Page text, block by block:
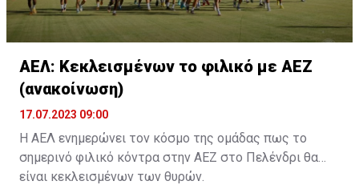
ΑΕΛ: Κεκλεισμένων το φιλικό με ΑΕΖ
(ανακοίνωση)
17.07.2023 09:00
Η ΑΕΛ ενημερώνει τον κόσμο της ομάδας πως το
σημερινό φιλικό κόντρα στην ΑΕΖ στο Πελένδρι θα
είναι κεκλεισμένων των θυρών.